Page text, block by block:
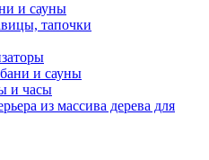
и сауны
тапочки
и сауны
и часы
из массива дерева для